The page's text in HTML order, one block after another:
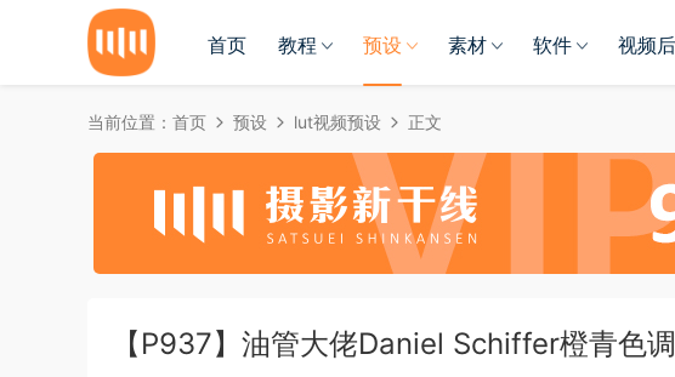
首页 教程 预设 素材 软件 视频
当前位置： 首页 预设 lut视频预设 正文
【P937】油管大佬Daniel Schiffer橙青色